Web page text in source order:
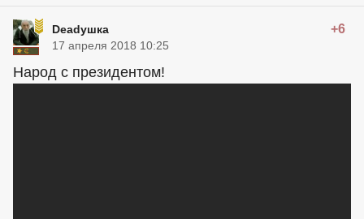
Deadушка +6
17 апреля 2018 10:25
Народ с президентом!